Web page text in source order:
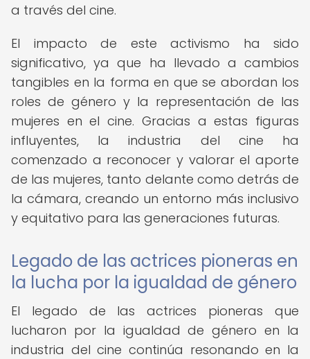
a través del cine.
El impacto de este activismo ha sido
significativo, ya que ha llevado a cambios
tangibles en la forma en que se abordan los
roles de género y la representación de las
mujeres en el cine. Gracias a estas figuras
influyentes, la industria del cine ha
comenzado a reconocer y valorar el aporte
de las mujeres, tanto delante como detrás de
la cámara, creando un entorno más inclusivo
y equitativo para las generaciones futuras.
Legado de las actrices pioneras en
la lucha por la igualdad de género
El legado de las actrices pioneras que
lucharon por la igualdad de género en la
industria del cine continúa resonando en la